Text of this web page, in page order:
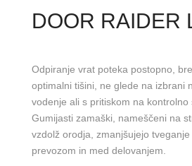
DOOR RAIDER
Odpiranje vrat poteka postopno,
optimalni tišini, ne glede na izbrani
vodenje ali s pritiskom na kontrolno
Gumijasti zamaški, nameščeni na
vzdolž orodja, zmanjšujejo
prevozom in med delovanjem.